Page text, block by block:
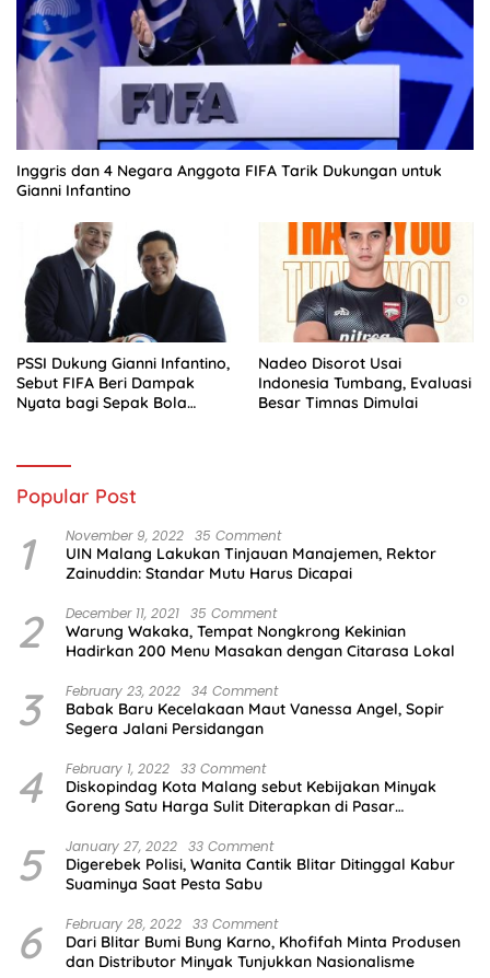
Inggris dan 4 Negara Anggota FIFA Tarik Dukungan untuk
Gianni Infantino
PSSI Dukung Gianni Infantino,
Sebut FIFA Beri Dampak
Nyata bagi Sepak Bola
Nadeo Disorot Usai
Indonesia Tumbang, Evaluasi
Besar Timnas Dimulai
Popular Post
1 November 9, 2022 35 Comment
UIN Malang Lakukan Tinjauan Manajemen, Rektor
Zainuddin: Standar Mutu Harus Dicapai
2 December 11, 2021 35 Comment
Warung Wakaka, Tempat Nongkrong Kekinian
Hadirkan 200 Menu Masakan dengan Citarasa Lokal
3 February 23, 2022 34 Comment
Babak Baru Kecelakaan Maut Vanessa Angel, Sopir
Segera Jalani Persidangan
4 February 1, 2022 33 Comment
Diskopindag Kota Malang sebut Kebijakan Minyak
Goreng Satu Harga Sulit Diterapkan di Pasar
5 January 27, 2022 33 Comment
Digerebek Polisi, Wanita Cantik Blitar Ditinggal Kabur
Suaminya Saat Pesta Sabu
6 February 28, 2022 33 Comment
Dari Blitar Bumi Bung Karno, Khofifah Minta Produsen
dan Distributor Minyak Tunjukkan Nasionalisme